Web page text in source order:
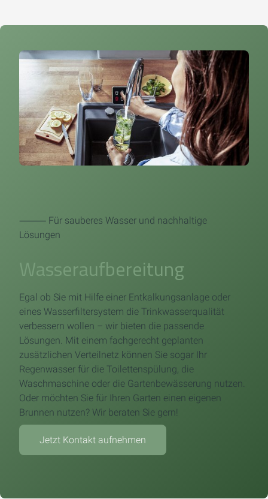
⸻ Für sauberes Wasser und nachhaltige
Lösungen
Wasseraufbereitung
Egal ob Sie mit Hilfe einer Entkalkungsanlage oder
eines Wasserfiltersystem die Trinkwasserqualität
verbessern wollen – wir bieten die passende
Lösungen. Mit einem fachgerecht geplanten
zusätzlichen Verteilnetz können Sie sogar Ihr
Regenwasser für die Toilettenspülung, die
Waschmaschine oder die Gartenbewässerung nutzen.
Oder möchten Sie für Ihren Garten einen eigenen
Brunnen nutzen? Wir beraten Sie gern!
Jetzt Kontakt aufnehmen